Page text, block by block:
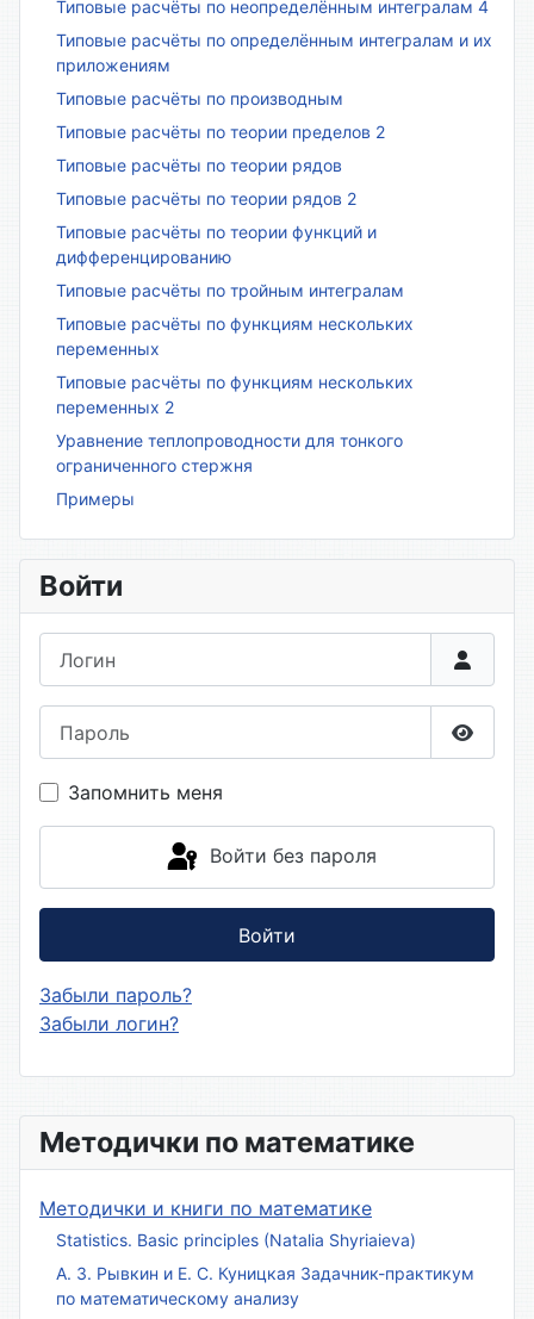
Методички по математике
Методички и книги по математике
Statistics. Basic principles (Natalia Shyriaieva)
А. З. Рывкин и Е. С. Куницкая Задачник-практикум
по математическому анализу
Типовые расчёты по неопределённым интегралам 4
Типовые расчёты по определённым интегралам и их
приложениям
Типовые расчёты по производным
Типовые расчёты по теории пределов 2
Типовые расчёты по теории рядов
Типовые расчёты по теории рядов 2
Типовые расчёты по теории функций и
дифференцированию
Типовые расчёты по тройным интегралам
Типовые расчёты по функциям нескольких
переменных
Типовые расчёты по функциям нескольких
переменных 2
Уравнение теплопроводности для тонкого
ограниченного стержня
Примеры
Войти
Запомнить меня
Войти без пароля
Войти
Забыли пароль?
Забыли логин?